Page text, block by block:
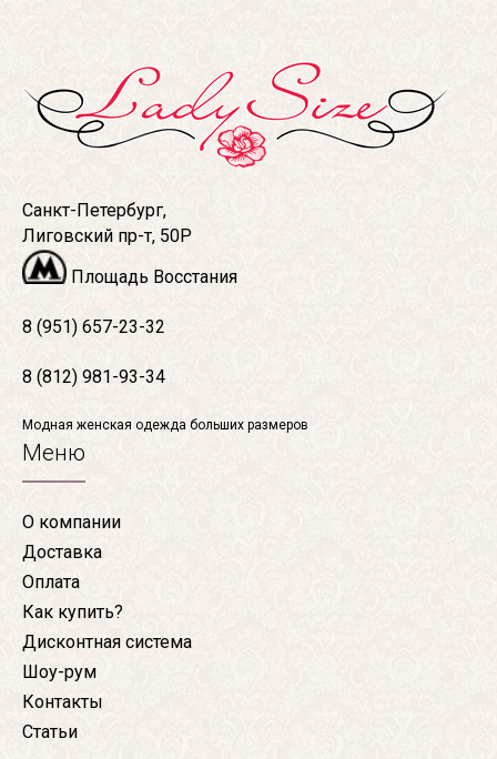
Санкт-Петербург,
Лиговский пр-т, 50Р
Площадь Восстания
8 (951) 657-23-32
8 (812) 981-93-34
Модная женская одежда больших размеров
Меню
О компании
Доставка
Оплата
Как купить?
Дисконтная система
Шоу-рум
Контакты
Статьи